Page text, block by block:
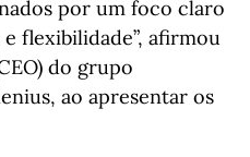
por um foco claro
flexibilidade”, afirmou
do grupo
ao apresentar os